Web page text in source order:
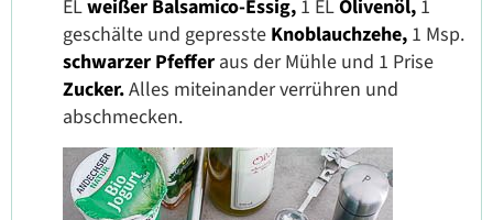
ELweißer Balsamico-Essig, 1 ELOlivenöl, 1
geschälte und gepresste Knoblauchzehe, 1 Msp.
schwarzer Pfeffer aus der Mühle und 1 Prise
Zucker.Alles miteinander verrühren und
abschmecken.